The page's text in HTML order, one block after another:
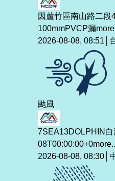
因蘆竹區南山路二段
100mmPVCP漏
2026-08-08, 08:51│
颱風
7SEA13DOLPHIN
08T00:00:00+0
2026-08-08, 08:30│